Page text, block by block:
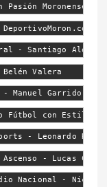
Pasión Moronense -
- Santiago Alonso
Belén Valera
Manuel Garrido
Fútbol con Estilo
- Leonardo
- Lucas
Nacional -